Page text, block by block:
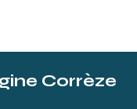
Corrèze